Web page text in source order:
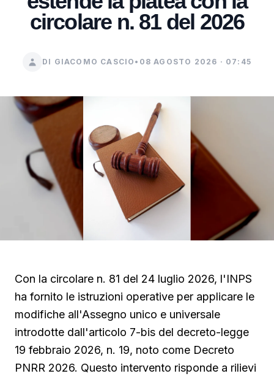
circolare n. 81 del 2026
DI GIACOMO CASCIO • 08 AGOSTO 2026 · 07:45
Con la circolare n. 81 del 24 luglio 2026, l'INPS
ha fornito le istruzioni operative per applicare le
modifiche all'Assegno unico e universale
introdotte dall'articolo 7-bis del decreto-legge
19 febbraio 2026, n. 19, noto come Decreto
PNRR 2026. Questo intervento risponde a rilievi